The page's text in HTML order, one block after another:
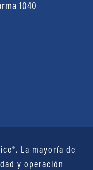
1040
La mayoría de
y operación